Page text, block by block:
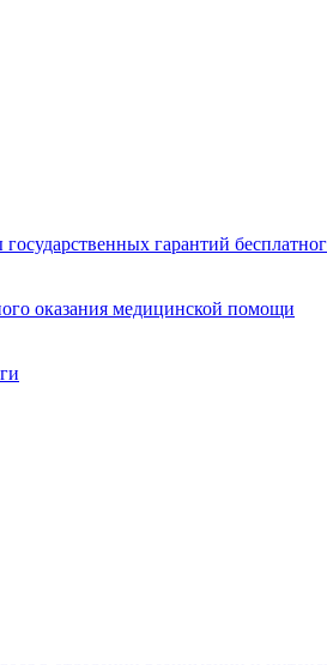
гарантий
оказания медицинской помощи